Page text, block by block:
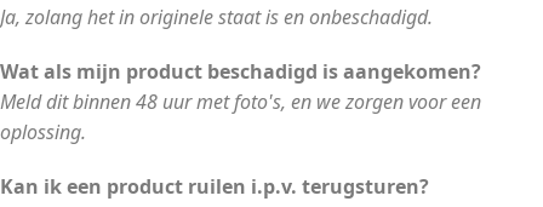
Ja, zolang het in originele staat is en onbeschadigd.
Wat als mijn product beschadigd is aangekomen?
Meld dit binnen 48 uur met foto's, en we zorgen voor een
oplossing.
Kan ik een product ruilen i.p.v. terugsturen?